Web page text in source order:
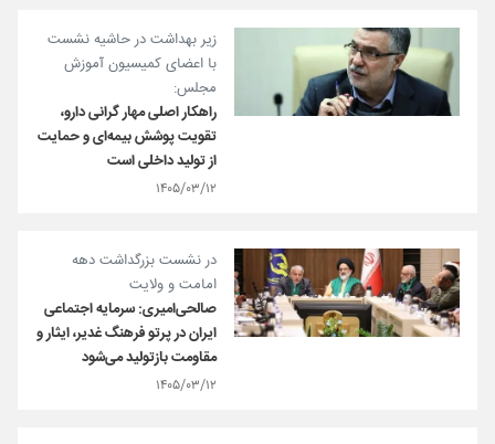
زیر بهداشت در حاشیه نشست
با اعضای کمیسیون آموزش
مجلس:
راهکار اصلی مهار گرانی دارو،
تقویت پوشش بیمه‌ای و حمایت
از تولید داخلی است
۱۴۰۵/۰۳/۱۲
در نشست بزرگداشت دهه
امامت و ولایت
صالحی‌امیری: سرمایه اجتماعی
ایران در پرتو فرهنگ غدیر، ایثار و
مقاومت بازتولید می‌شود
۱۴۰۵/۰۳/۱۲